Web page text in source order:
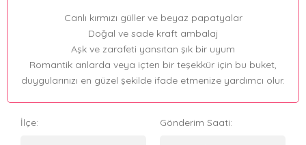
Canlı kırmızı güller ve beyaz papatyalar
Doğal ve sade kraft ambalaj
Aşk ve zarafeti yansıtan şık bir uyum
Romantik anlarda veya içten bir teşekkür için bu buket,
duygularınızı en güzel şekilde ifade etmenize yardımcı olur.
İlçe: Gönderim Saati: